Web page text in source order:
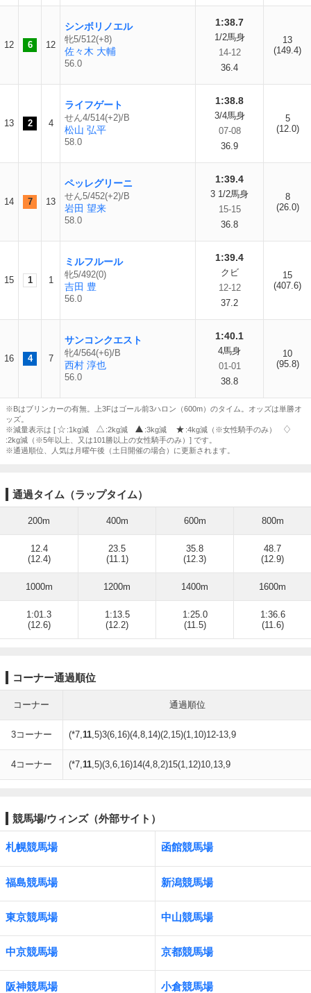
12 6 12
シンボリノエル
牝5/512(+8)
佐々木 大輔
56.0
1:38.7
1/2馬身
14-12
36.4
13
(149.4)
13 2 4
ライフゲート
せん4/514(+2)/B
松山 弘平
58.0
1:38.8
3/4馬身
07-08
36.9
5
(12.0)
14 7 13
ペッレグリーニ
せん5/452(+2)/B
岩田 望来
58.0
1:39.4
3 1/2馬身
15-15
36.8
8
(26.0)
15 1 1
ミルフルール
牝5/492(0)
吉田 豊
56.0
1:39.4
クビ
12-12
37.2
15
(407.6)
16 4 7
サンコンクエスト
牝4/564(+6)/B
西村 淳也
56.0
1:40.1
4馬身
01-01
38.8
10
(95.8)
※Bはブリンカーの有無。上3Fはゴール前3ハロン（600m）のタイム。オッズは単勝オ
ッズ。
※減量表示は [
:1kg減 :2kg減 :3kg減
:4kg減（※女性騎手のみ）
:2kg減（※5年以上、又は101勝以上の女性騎手のみ）] です。
※通過順位、人気は月曜午後（土日開催の場合）に更新されます。
通過タイム（ラップタイム）
200m 400m 600m 800m
12.4
(12.4)
23.5
(11.1)
35.8
(12.3)
48.7
(12.9)
1000m 1200m 1400m 1600m
1:01.3
(12.6)
1:13.5
(12.2)
1:25.0
(11.5)
1:36.6
(11.6)
コーナー通過順位
コーナー 通過順位
3コーナー (*7,11,5)3(6,16)(4,8,14)(2,15)(1,10)12-13,9
4コーナー (*7,11,5)(3,6,16)14(4,8,2)15(1,12)10,13,9
競馬場/ウィンズ（外部サイト）
札幌競馬場 函館競馬場
福島競馬場 新潟競馬場
東京競馬場 中山競馬場
中京競馬場 京都競馬場
阪神競馬場 小倉競馬場